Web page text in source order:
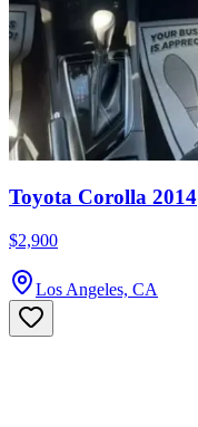
Toyota Corolla 2014
$2,900
Los Angeles, CA